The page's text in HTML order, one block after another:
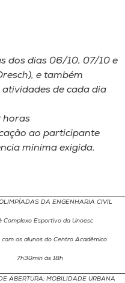
dos dias 06/10, 07/10 e
e também
de cada dia
horas
ao participante
mínima exigida.
DA ENGENHARIA CIVIL
Complexo Esportivo da Unoesc
com os alunos do Centro Acadêmico
7h30min ás 18h
ABERTURA: MOBILIDADE URBANA